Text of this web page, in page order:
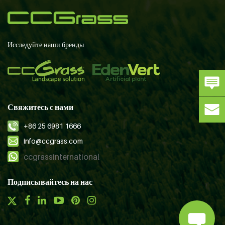
Исследуйте наши бренды
Свяжитесь с нами
+86 25 6981 1666
info@ccgrass.com
ccgrassinternational
Подписывайтесь на нас